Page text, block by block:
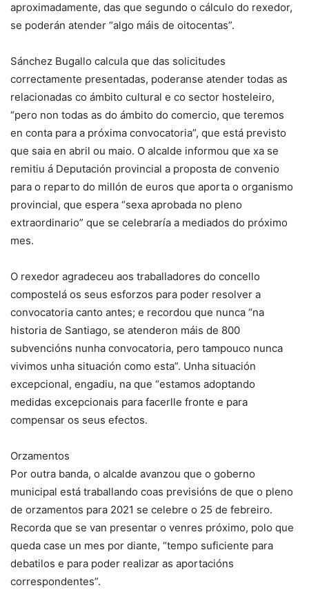
aproximadamente, das que segundo o cálculo do rexedor,
se poderán atender “algo máis de oitocentas”.
Sánchez Bugallo calcula que das solicitudes
correctamente presentadas, poderanse atender todas as
relacionadas co ámbito cultural e co sector hosteleiro,
“pero non todas as do ámbito do comercio, que teremos
en conta para a próxima convocatoria”, que está previsto
que saia en abril ou maio. O alcalde informou que xa se
remitiu á Deputación provincial a proposta de convenio
para o reparto do millón de euros que aporta o organismo
provincial, que espera “sexa aprobada no pleno
extraordinario” que se celebraría a mediados do próximo
mes.
O rexedor agradeceu aos traballadores do concello
compostelá os seus esforzos para poder resolver a
convocatoria canto antes; e recordou que nunca “na
historia de Santiago, se atenderon máis de 800
subvencións nunha convocatoria, pero tampouco nunca
vivimos unha situación como esta”. Unha situación
excepcional, engadiu, na que “estamos adoptando
medidas excepcionais para facerlle fronte e para
compensar os seus efectos.
Orzamentos
Por outra banda, o alcalde avanzou que o goberno
municipal está traballando coas previsións de que o pleno
de orzamentos para 2021 se celebre o 25 de febreiro.
Recorda que se van presentar o venres próximo, polo que
queda case un mes por diante, “tempo suficiente para
debatilos e para poder realizar as aportacións
correspondentes”.